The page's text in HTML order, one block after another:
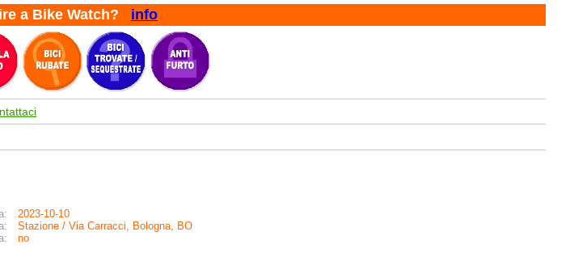
a Bike Watch? info
2023-10-10
Stazione / Via Carracci, Bologna, BO
no